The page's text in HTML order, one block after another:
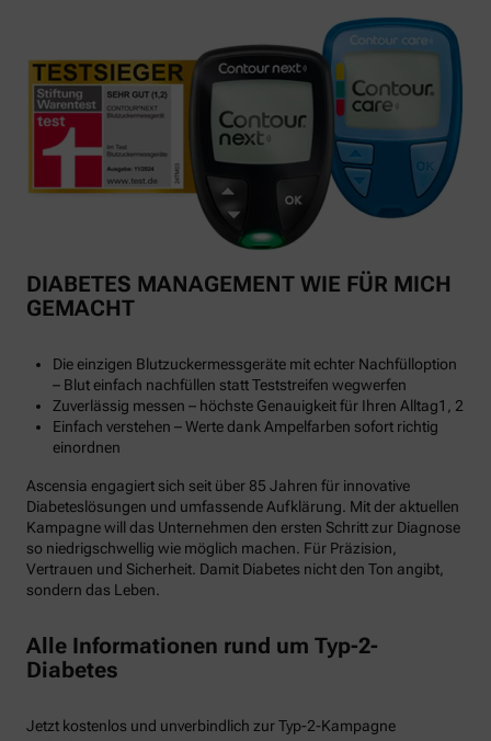
DIABETES MANAGEMENT WIE FÜR MICH
GEMACHT
Die einzigen Blutzuckermessgeräte mit echter Nachfülloption
– Blut einfach nachfüllen statt Teststreifen wegwerfen
Zuverlässig messen – höchste Genauigkeit für Ihren Alltag1, 2
Einfach verstehen – Werte dank Ampelfarben sofort richtig
einordnen
Ascensia engagiert sich seit über 85 Jahren für innovative
Diabeteslösungen und umfassende Aufklärung. Mit der aktuellen
Kampagne will das Unternehmen den ersten Schritt zur Diagnose
so niedrigschwellig wie möglich machen. Für Präzision,
Vertrauen und Sicherheit. Damit Diabetes nicht den Ton angibt,
sondern das Leben.
Alle Informationen rund um Typ-2-
Diabetes
Jetzt kostenlos und unverbindlich zur Typ-2-Kampagne